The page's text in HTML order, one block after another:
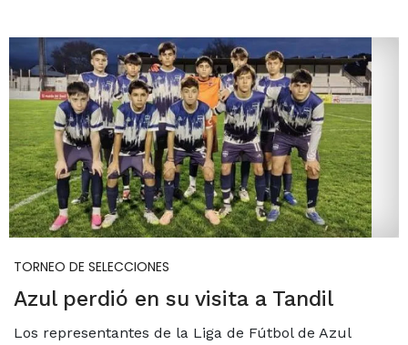
TORNEO DE SELECCIONES
Azul perdió en su visita a Tandil
Los representantes de la Liga de Fútbol de Azul